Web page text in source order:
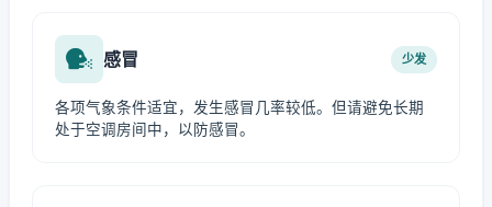
感冒 少发
各项气象条件适宜，发生感冒几率较低。但请避免长期
处于空调房间中，以防感冒。